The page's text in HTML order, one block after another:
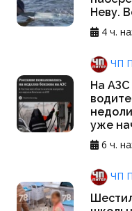
Неву.
4 ч.
ЧП
На АЗС
уже
6 ч.
ЧП